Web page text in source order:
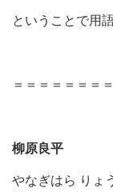
ということで用
＝＝＝＝＝＝＝
柳原良平
やなぎはら りょ